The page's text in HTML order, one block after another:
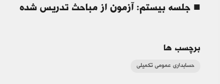
■ جلسه بیستم: آزمون از مباحث تدریس شده
برچسب ها
حسابداری عمومی تکمیلی